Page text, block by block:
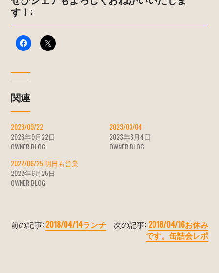
す！:
関連
2023/09/22
2023年9月22日
OWNER BLOG
2023/03/04
2023年3月4日
OWNER BLOG
2022/06/25 明日も営業
2022年6月25日
OWNER BLOG
前の記事: 2018/04/14ランチ 次の記事: 2018/04/16お休み
です。缶詰会レポ